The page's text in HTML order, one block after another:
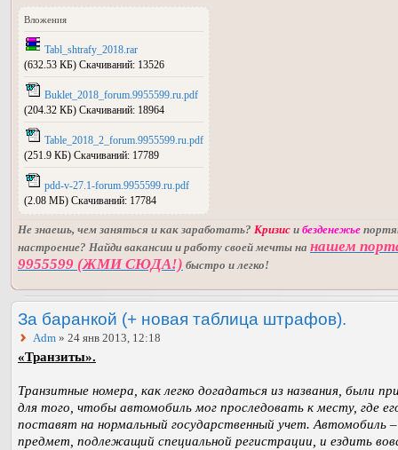
Вложения
Tabl_shtrafy_2018.rar
(632.53 КБ) Скачиваний: 13526
Buklet_2018_forum.9955599.ru.pdf
(204.32 КБ) Скачиваний: 18964
Table_2018_2_forum.9955599.ru.pdf
(251.9 КБ) Скачиваний: 17789
pdd-v-27.1-forum.9955599.ru.pdf
(2.08 МБ) Скачиваний: 17784
Не знаешь, чем заняться и как заработать? Кризис и безденежье
настроение? Найди вакансии и работу своей мечты на нашем
9955599 (ЖМИ СЮДА!) быстро и легко!
За баранкой (+ новая таблица штрафов).
Adm » 24 янв 2013, 12:18
«Транзиты».
Транзитные номера, как легко догадаться из названия, были
для того, чтобы автомобиль мог проследовать к месту, где
поставят на нормальный государственный учет. Автомобиль –
предмет, подлежащий специальной регистрации, и ездить